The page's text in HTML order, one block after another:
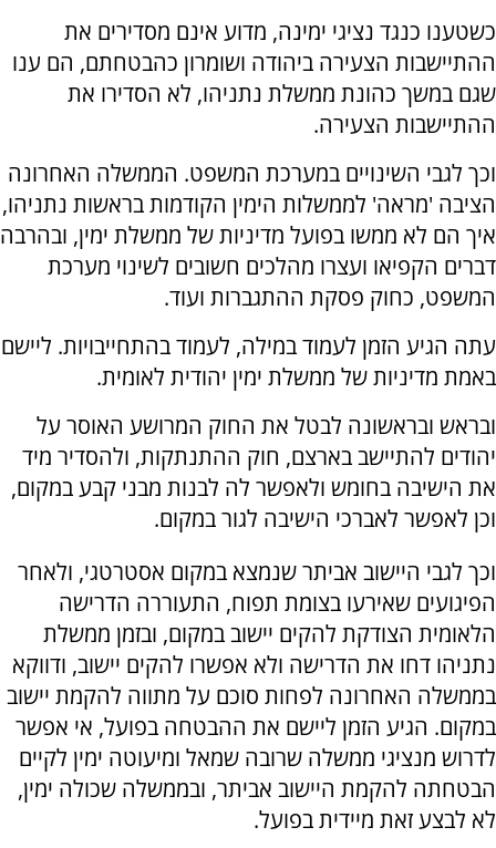
כשטענו כנגד נציגי ימינה, מדוע אינם מסדירים את
ההתיישבות הצעירה ביהודה ושומרון כהבטחתם, הם ענו
שגם במשך כהונת ממשלת נתניהו, לא הסדירו את
ההתיישבות הצעירה.
וכך לגבי השינויים במערכת המשפט. הממשלה האחרונה
הציבה 'מראה' לממשלות הימין הקודמות בראשות נתניהו,
איך הם לא ממשו בפועל מדיניות של ממשלת ימין, ובהרבה
דברים הקפיאו ועצרו מהלכים חשובים לשינוי מערכת
המשפט, כחוק פסקת ההתגברות ועוד.
עתה הגיע הזמן לעמוד במילה, לעמוד בהתחייבויות. ליישם
באמת מדיניות של ממשלת ימין יהודית לאומית.
ובראש ובראשונה לבטל את החוק המרושע האוסר על
יהודים להתיישב בארצם, חוק ההתנתקות, ולהסדיר מיד
את הישיבה בחומש ולאפשר לה לבנות מבני קבע במקום,
וכן לאפשר לאברכי הישיבה לגור במקום.
וכך לגבי היישוב אביתר שנמצא במקום אסטרטגי, ולאחר
הפיגועים שאירעו בצומת תפוח, התעוררה הדרישה
הלאומית הצודקת להקים יישוב במקום, ובזמן ממשלת
נתניהו דחו את הדרישה ולא אפשרו להקים יישוב, ודווקא
בממשלה האחרונה לפחות סוכם על מתווה להקמת יישוב
במקום. הגיע הזמן ליישם את ההבטחה בפועל, אי אפשר
לדרוש מנציגי ממשלה שרובה שמאל ומיעוטה ימין לקיים
הבטחתה להקמת היישוב אביתר, ובממשלה שכולה ימין,
לא לבצע זאת מיידית בפועל.